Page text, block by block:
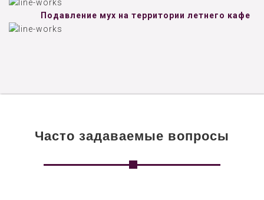
Подавление мух на территории летнего кафе
Часто задаваемые вопросы